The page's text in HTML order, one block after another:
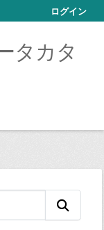
ログイン
タカタ